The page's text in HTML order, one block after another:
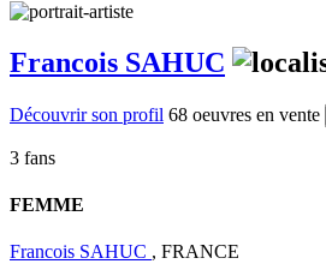
Francois SAHUC
Découvrir son profil 68 oeuvres en vente
3 fans
FEMME
Francois SAHUC , FRANCE